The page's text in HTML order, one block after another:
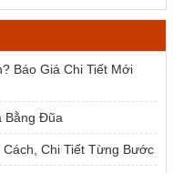
Báo Giá Chi Tiết Mới
Bằng Đũa
Chi Tiết Từng Bước